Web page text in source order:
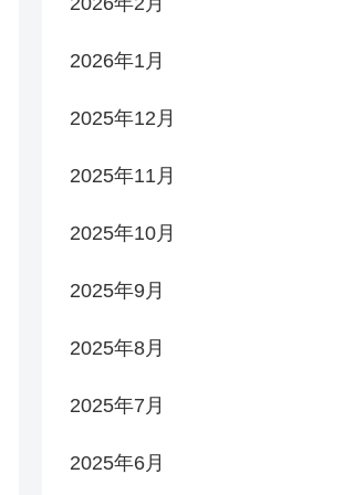
2026年1月
2025年12月
2025年11月
2025年10月
2025年9月
2025年8月
2025年7月
2025年6月